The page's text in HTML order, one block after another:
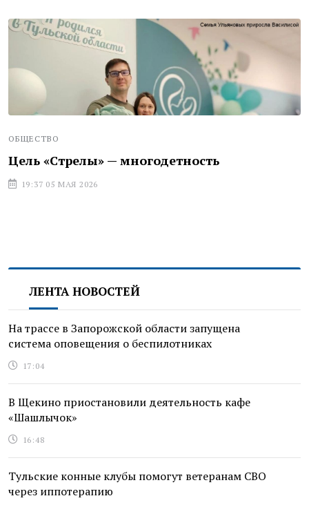
ОБЩЕСТВО
Цель «Стрелы» — многодетность
19:37 05 МАЯ 2026
ЛЕНТА НОВОСТЕЙ
На трассе в Запорожской области запущена
система оповещения о беспилотниках
17:04
В Щекино приостановили деятельность кафе
«Шашлычок»
16:48
Тульские конные клубы помогут ветеранам СВО
через иппотерапию